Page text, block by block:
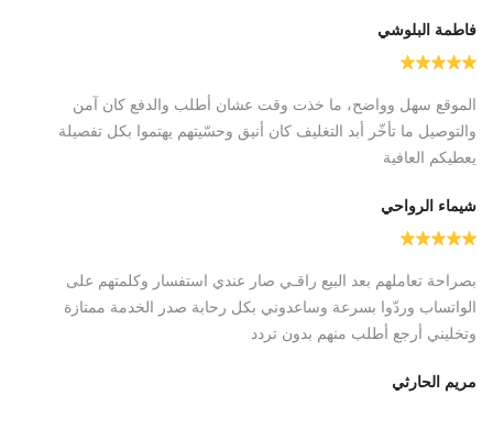
فاطمة البلوشي
الموقع سهل وواضح، ما خذت وقت عشان أطلب والدفع كان آمن
والتوصيل ما تأخّر أبد التغليف كان أنيق وحسّيتهم يهتموا بكل تفصيلة
يعطيكم العافية
شيماء الرواحي
بصراحة تعاملهم بعد البيع راقـي صار عندي استفسار وكلمتهم على
الواتساب وردّوا بسرعة وساعدوني بكل رحابة صدر الخدمة ممتازة
وتخليني أرجع أطلب منهم بدون تردد
مريم الحارثي